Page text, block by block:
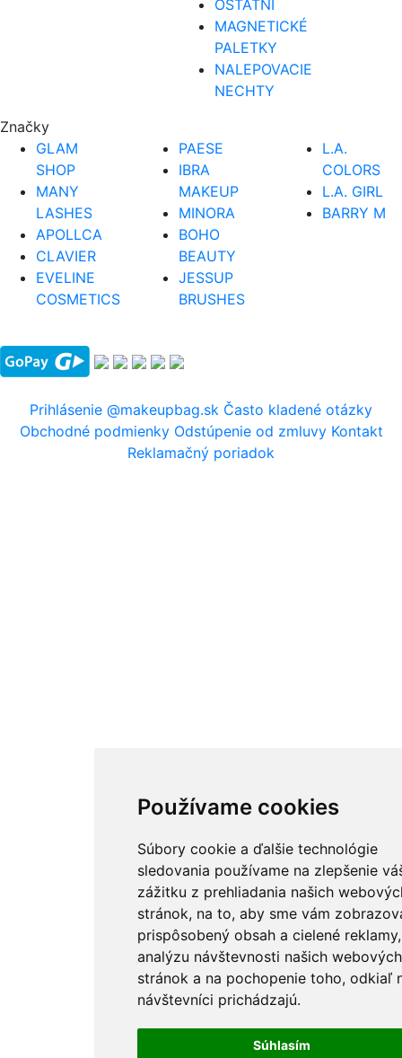
Používame cookies
Súbory cookie a ďalšie technológie
sledovania používame na zlepšenie
zážitku z prehliadania našich
stránok, na to, aby sme vám
prispôsobený obsah a cielené
analýzu návštevnosti našich webových
stránok a na pochopenie toho, odkiaľ
návštevníci prichádzajú.
Súhlasím
OSTATNÍ
MAGNETICKÉ
PALETKY
NALEPOVACIE
NECHTY
Značky
GLAM
SHOP
MANY
LASHES
APOLLCA
CLAVIER
EVELINE
COSMETICS
PAESE
IBRA
MAKEUP
MINORA
BOHO
BEAUTY
JESSUP
BRUSHES
L.A.
COLORS
L.A. GIRL
BARRY M
Prihlásenie @makeupbag.sk Často kladené otázky
Obchodné podmienky Odstúpenie od zmluvy Kontakt
Reklamačný poriadok